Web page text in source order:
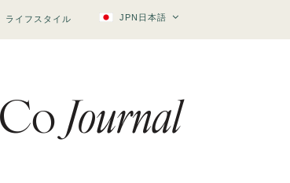
ライフスタイル JPN日本語